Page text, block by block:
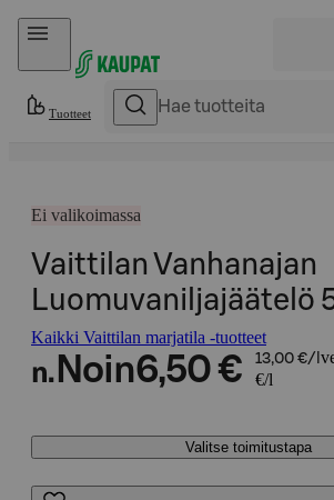
Hyppää sisältöön
Tuotteet
Ei valikoimassa
Vaittilan Vanhanajan
Luomuvaniljajäätelö
Kaikki Vaittilan marjatila -tuotteet
n. Noin6,50 € 13,00 €/l
€/l
Valitse toimitustapa